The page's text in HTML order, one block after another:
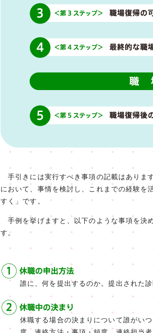
手引きには実行すべき事項の記載はありま
において、事情を検討し、これまでの経験を
すく」です。
手例を挙げますと、以下のような事項を決
す。
誰に、何を提出するのか。提出された
休職する場合の決まりについて誰がい